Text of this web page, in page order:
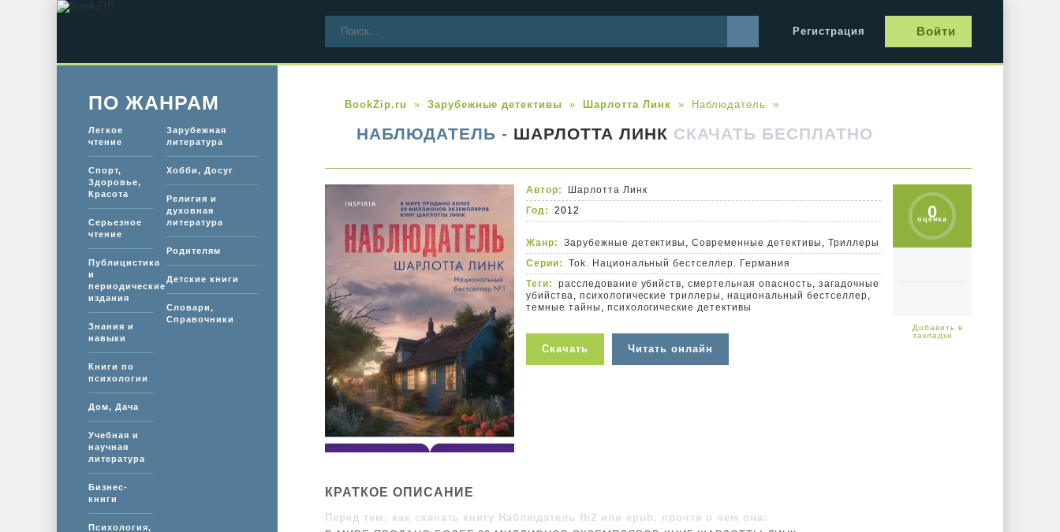
Регистрация Войти
BookZip.ru Зарубежные детективы Шарлотта Линк Наблюдатель
НАБЛЮДАТЕЛЬ - ШАРЛОТТА ЛИНК СКАЧАТЬ БЕСПЛАТНО
0
оценка
Автор:
Шарлотта Линк
Год:
2012
Жанр: Зарубежные детективы ,Современные детективы , Триллеры
Серии:
Tok. Национальный бестселлер. Германия
Теги:
расследование убийств,смертельная опасность, загадочные
убийства, психологические триллеры ,национальный бестселлер,
темные тайны , психологические детективы
Скачать Читать онлайн
КРАТКОЕ ОПИСАНИЕ
Перед тем, как скачать книгу Наблюдатель fb2 или epub, прочти о чем она:
ПО ЖАНРАМ
Легкое
чтение
Спорт,
Здоровье,
Красота
Серьезное
чтение
Публицистика
и
периодические
издания
Знания и
навыки
Книги по
психологии
Дом, Дача
Учебная и
научная
литература
Бизнес-
книги
Психология,
Зарубежная
литература
Хобби, Досуг
Религия и
духовная
литература
Родителям
Детские книги
Словари,
Справочники